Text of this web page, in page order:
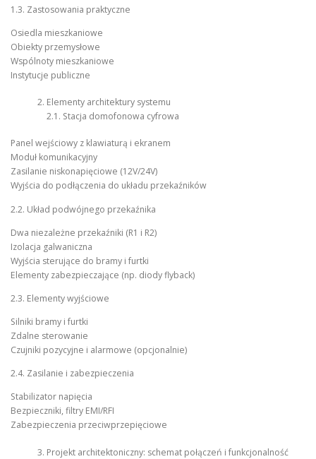
1.3. Zastosowania praktyczne
Osiedla mieszkaniowe
Obiekty przemysłowe
Wspólnoty mieszkaniowe
Instytucje publiczne
Elementy architektury systemu
2.1. Stacja domofonowa cyfrowa
Panel wejściowy z klawiaturą i ekranem
Moduł komunikacyjny
Zasilanie niskonapięciowe (12V/24V)
Wyjścia do podłączenia do układu przekaźników
2.2. Układ podwójnego przekaźnika
Dwa niezależne przekaźniki (R1 i R2)
Izolacja galwaniczna
Wyjścia sterujące do bramy i furtki
Elementy zabezpieczające (np. diody flyback)
2.3. Elementy wyjściowe
Silniki bramy i furtki
Zdalne sterowanie
Czujniki pozycyjne i alarmowe (opcjonalnie)
2.4. Zasilanie i zabezpieczenia
Stabilizator napięcia
Bezpieczniki, filtry EMI/RFI
Zabezpieczenia przeciwprzepięciowe
Projekt architektoniczny: schemat połączeń i funkcjonalność